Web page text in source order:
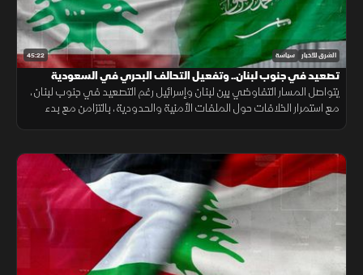
45:22 الشرق للأخبار سياسة
تصعيد في جنوب لبنان.. وتفعيل التحالف البحري في السعودية
يتواصل المسار التفاوضي بين لبنان وإسرائيل رغم التصعيد في جنوب لبنان،
مع استمرار الخلافات حول الملفات الأمنية والحدودية، بالتزامن مع بدء